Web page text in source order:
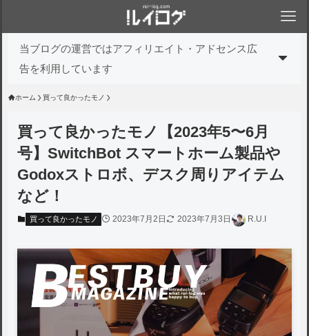
当ブログの運営ではアフィリエイト・アドセンス広
告を利用しています
ホーム 買って良かったモノ
買って良かったモノ【2023年5〜6月
号】SwitchBot スマートホーム製品や
Godoxストロボ、デスク周りアイテム
など！
買って良かったモノ 2023年7月2日 2023年7月3日 R.U.I